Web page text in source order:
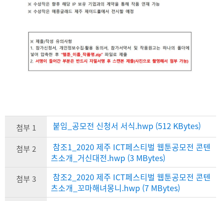
첨부 1 붙임_공모전 신청서 서식.hwp (512 KBytes)
첨부 2
참조1_2020 제주 ICT페스티벌 웹툰공모전 콘텐
츠소개_거신대전.hwp (3 MBytes)
첨부 3
참조2_2020 제주 ICT페스티벌 웹툰공모전 콘텐
츠소개_꼬마해녀몽니.hwp (7 MBytes)